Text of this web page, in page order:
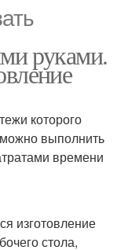
руками.
которого
выполнить
времени
изготовление
стола,